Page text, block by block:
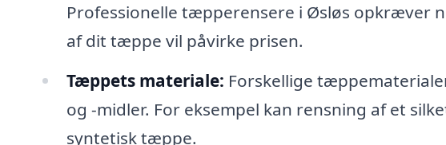
Professionelle tæpperensere i Øsløs opkræver
af dit tæppe vil påvirke prisen.
Tæppets materiale: Forskellige
og -midler. For eksempel kan rensning af et
syntetisk tæppe.